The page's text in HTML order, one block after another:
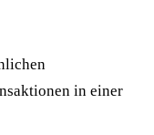
in einer